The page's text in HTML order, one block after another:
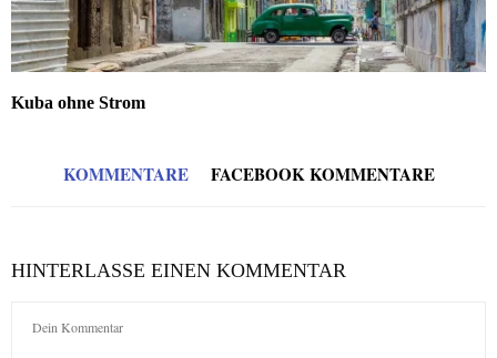
Kuba ohne Strom
KOMMENTARE FACEBOOK KOMMENTARE
HINTERLASSE EINEN KOMMENTAR